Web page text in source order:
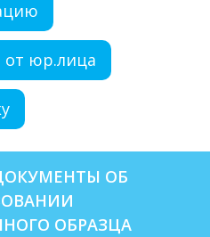
от юр.лица
ОБ
ОБРАЗЦА